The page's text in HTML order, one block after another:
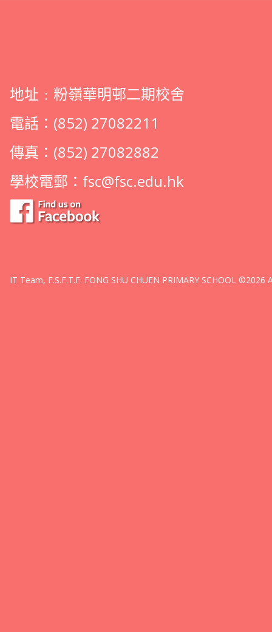
地址﹕粉嶺華明邨二期校舍
電話：(852) 27082211
傳真：(852) 27082882
學校電郵： fsc@fsc.edu.hk
IT Team, F.S.F.T.F. FONG SHU CHUEN PRIMARY SCHOOL ©2026